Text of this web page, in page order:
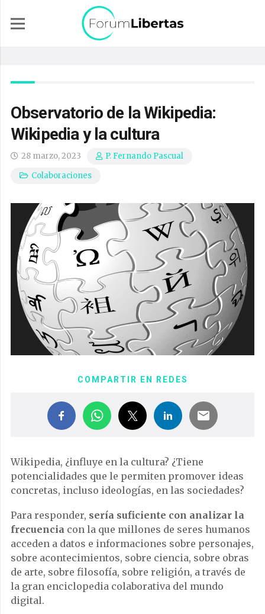
Observatorio de la Wikipedia:
Wikipedia y la cultura
28 marzo, 2023
P. Fernando Pascual
Colaboraciones
COMPARTIR EN REDES
Wikipedia, ¿influye en la cultura? ¿Tiene
potencialidades que le permiten promover ideas
concretas, incluso ideologías, en las sociedades?
Para responder, sería suficiente con analizar la
frecuencia con la que millones de seres humanos
acceden a datos e informaciones sobre personajes,
sobre acontecimientos, sobre ciencia, sobre obras
de arte, sobre filosofía, sobre religión, a través de
la gran enciclopedia colaborativa del mundo
digital.